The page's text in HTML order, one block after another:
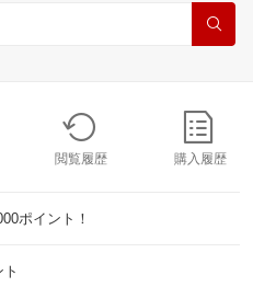
閲覧履歴 購入履歴
ポイント！